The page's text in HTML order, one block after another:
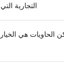
التجارية
الحاويات هي